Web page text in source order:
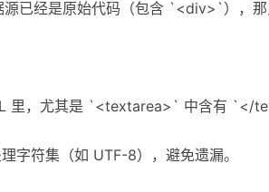
已经是原始代码（包含 `<div>`），
里，尤其是 `<textarea>` 中含有
字符集（如 UTF-8），避免遗漏。